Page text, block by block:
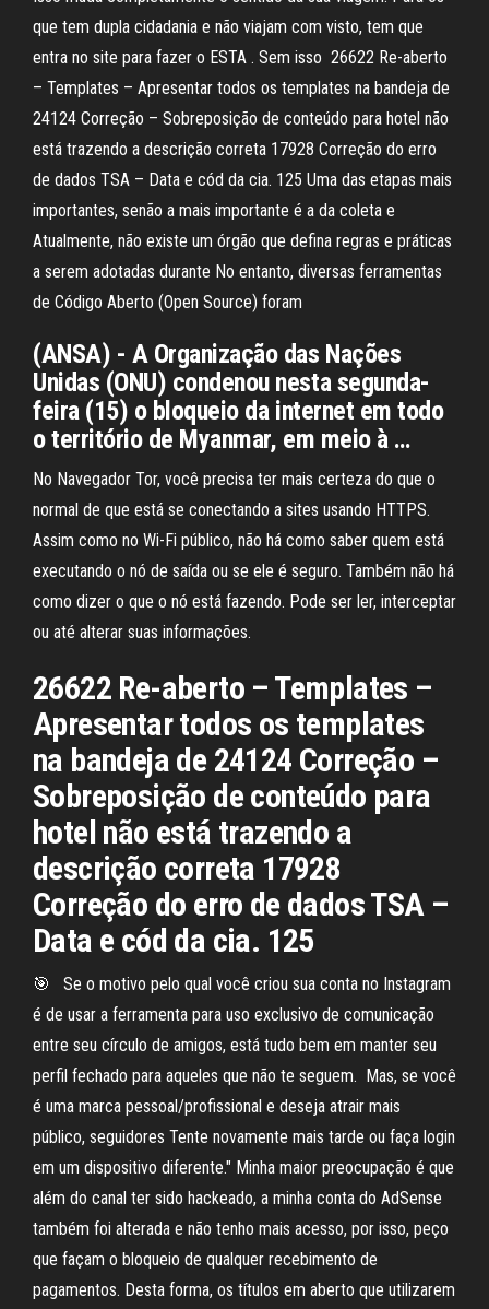
que tem dupla cidadania e não viajam com visto, tem que
entra no site para fazer o ESTA . Sem isso 26622 Re-aberto
– Templates – Apresentar todos os templates na bandeja de
24124 Correção – Sobreposição de conteúdo para hotel não
está trazendo a descrição correta 17928 Correção do erro
de dados TSA – Data e cód da cia. 125 Uma das etapas mais
importantes, senão a mais importante é a da coleta e
Atualmente, não existe um órgão que defina regras e práticas
a serem adotadas durante No entanto, diversas ferramentas
de Código Aberto (Open Source) foram
(ANSA) - A Organização das Nações
Unidas (ONU) condenou nesta segunda-
feira (15) o bloqueio da internet em todo
o território de Myanmar, em meio à …
No Navegador Tor, você precisa ter mais certeza do que o
normal de que está se conectando a sites usando HTTPS.
Assim como no Wi-Fi público, não há como saber quem está
executando o nó de saída ou se ele é seguro. Também não há
como dizer o que o nó está fazendo. Pode ser ler, interceptar
ou até alterar suas informações.
26622 Re-aberto – Templates –
Apresentar todos os templates
na bandeja de 24124 Correção –
Sobreposição de conteúdo para
hotel não está trazendo a
descrição correta 17928
Correção do erro de dados TSA –
Data e cód da cia. 125
🎯 ⁣⁣ ⁣⁣ Se o motivo pelo qual você criou sua conta no Instagram
é de usar a ferramenta para uso exclusivo de comunicação
entre seu círculo de amigos, está tudo bem em manter seu
perfil fechado para aqueles que não te seguem.⁣⁣ ⁣⁣ Mas, se você
é uma marca pessoal/profissional e deseja atrair mais
público, seguidores Tente novamente mais tarde ou faça login
em um dispositivo diferente." Minha maior preocupação é que
além do canal ter sido hackeado, a minha conta do AdSense
também foi alterada e não tenho mais acesso, por isso, peço
que façam o bloqueio de qualquer recebimento de
pagamentos. Desta forma, os títulos em aberto que utilizarem